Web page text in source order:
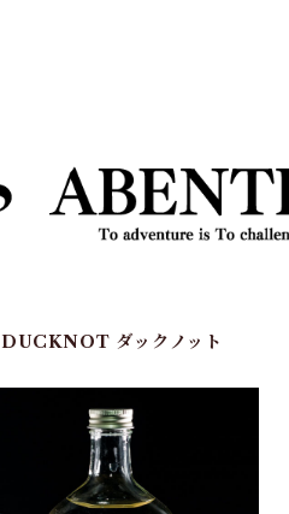
DUCKNOT ダックノット